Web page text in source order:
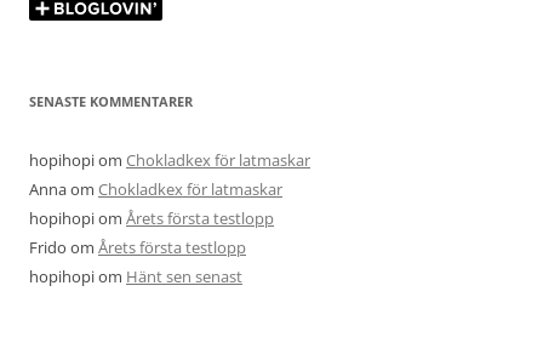
SENASTE KOMMENTARER
hopihopiom Chokladkex för latmaskar
Annaom Chokladkex för latmaskar
hopihopiom Årets första testlopp
Frido om Årets första testlopp
hopihopiom Hänt sen senast